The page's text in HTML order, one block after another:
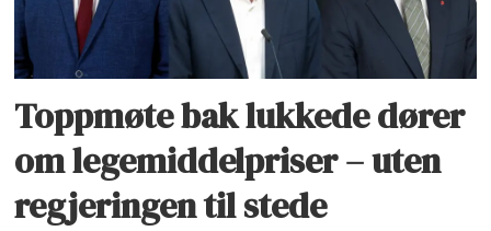
Toppmøte bak lukkede dører
om legemiddelpriser – uten
regjeringen til stede